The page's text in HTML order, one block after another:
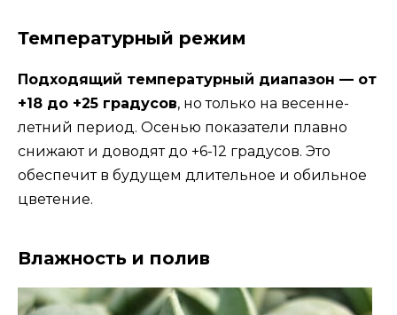
Температурный режим
Подходящий температурный диапазон — от
+18 до +25 градусов, но только на весенне-
летний период. Осенью показатели плавно
снижают и доводят до +6-12 градусов. Это
обеспечит в будущем длительное и обильное
цветение.
Влажность и полив